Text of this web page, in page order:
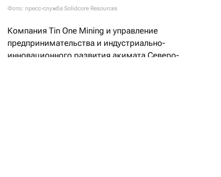
Фото: пресс-служба Solidcore Resources
Компания Tin One Mining и управление
предпринимательства и индустриально-
инновационного развития акимата Северо-